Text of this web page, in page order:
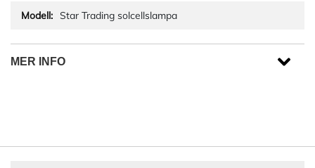
Star Trading solcellslampa
MER INFO